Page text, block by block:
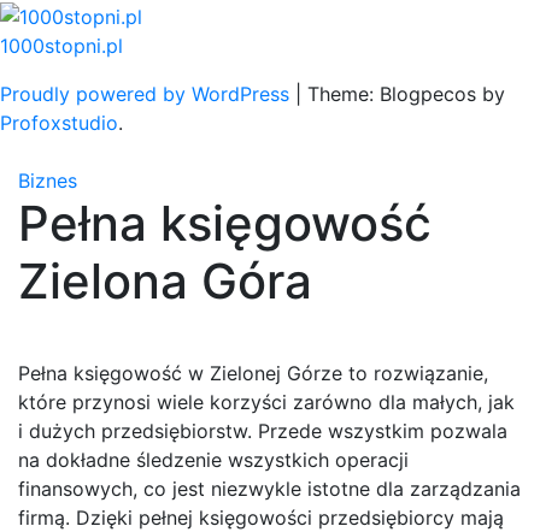
Skip
to
1000stopni.pl
Proudly powered by WordPress
Theme: Blogpecos by
Profoxstudio.
Biznes
Pełna księgowość
Zielona Góra
Pełna księgowość w Zielonej Górze to rozwiązanie,
które przynosi wiele korzyści zarówno dla małych, jak
i dużych przedsiębiorstw. Przede wszystkim pozwala
na dokładne śledzenie wszystkich operacji
finansowych, co jest niezwykle istotne dla zarządzania
firmą. Dzięki pełnej księgowości przedsiębiorcy mają